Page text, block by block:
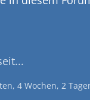
4 Wochen, 2